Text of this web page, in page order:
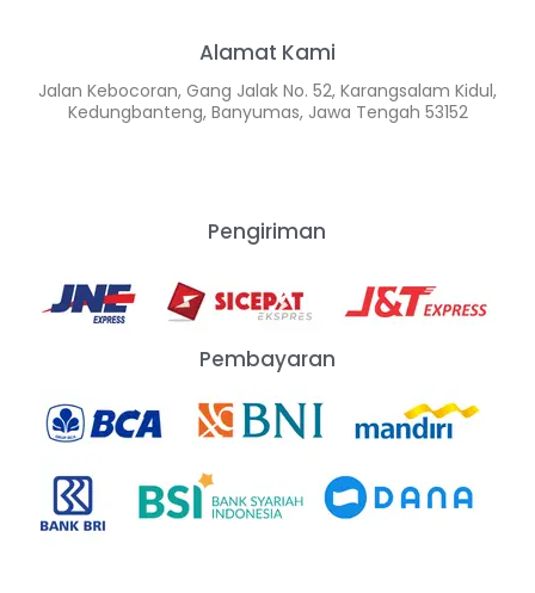
Alamat Kami
Jalan Kebocoran, Gang Jalak No. 52, Karangsalam Kidul,
Kedungbanteng, Banyumas, Jawa Tengah 53152
Pengiriman
Pembayaran